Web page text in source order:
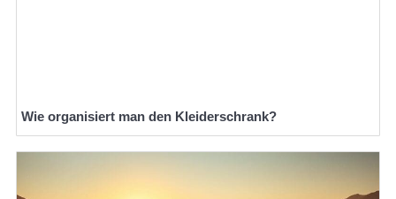
Wie organisiert man den Kleiderschrank?